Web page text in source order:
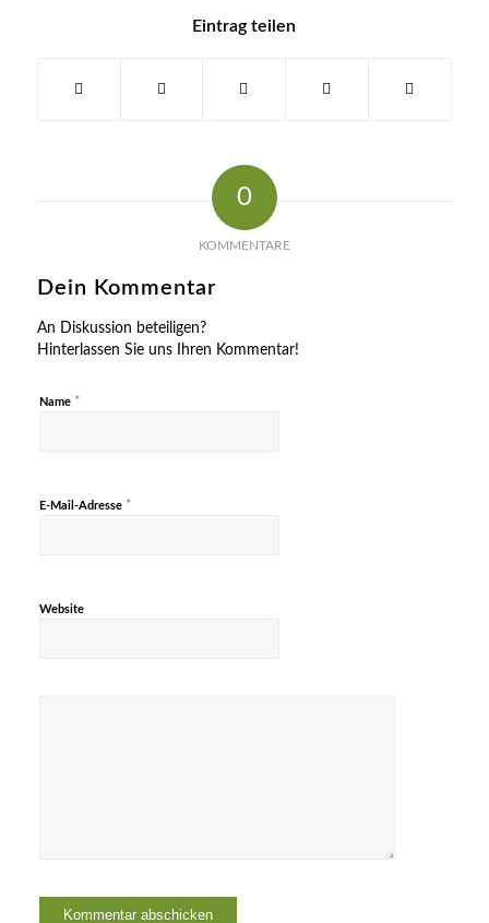
Eintrag teilen
0
KOMMENTARE
Dein Kommentar
An Diskussion beteiligen?
Hinterlassen Sie uns Ihren Kommentar!
Name *
E-Mail-Adresse *
Website